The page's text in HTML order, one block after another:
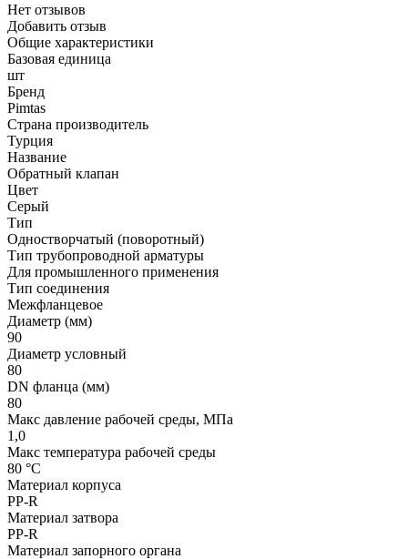
Нет отзывов
Добавить отзыв
Общие характеристики
Базовая единица
шт
Бренд
Pimtas
Страна производитель
Турция
Название
Обратный клапан
Цвет
Серый
Тип
Одностворчатый (поворотный)
Тип трубопроводной арматуры
Для промышленного применения
Тип соединения
Межфланцевое
Диаметр (мм)
90
Диаметр условный
80
DN фланца (мм)
80
Макс давление рабочей среды, МПа
1,0
Макс температура рабочей среды
80 °С
Материал корпуса
PP-R
Материал затвора
PP-R
Материал запорного органа